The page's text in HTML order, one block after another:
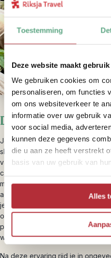
Toestemming
Deze website maakt
We gebruiken cookies om
personaliseren, om functies
om ons websiteverkeer te
informatie over uw gebruik
voor social media,
kunnen deze gegevens
die u aan ze heeft verstrekt
basis van uw gebruik van
Alles
Dag 8 –
Je reist vandaag verder door
slaapplek duurt niet zo lang,
vanmorgen dus rustig aan doen.
canyon van Europa bij de Tara
mooie omgevingsfoto’s is zeker
adrenaline boost? Optioneel kun
je zo vrij als een vogel terwijl je
over het 800 meter diepe ravijn
plaatse regelen. Er zijn kortere en
welke je het meeste aanspreekt.
Na deze ervaring rijd je in